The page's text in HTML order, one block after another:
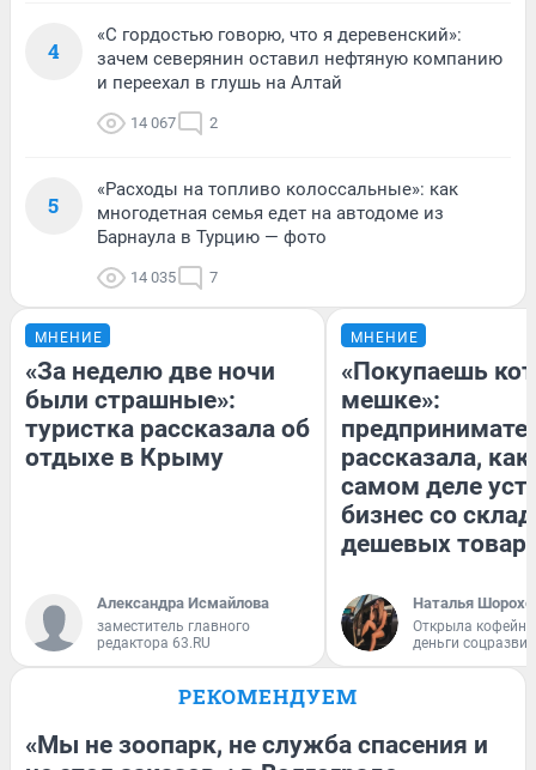
4
«С гордостью говорю, что я деревенский»:
зачем северянин оставил нефтяную компанию
и переехал в глушь на Алтай
14 067 2
5
«Расходы на топливо колоссальные»: как
многодетная семья едет на автодоме из
Барнаула в Турцию — фото
14 035 7
МНЕНИЕ
«За неделю две ночи
были страшные»:
туристка рассказала об
отдыхе в Крыму
Александра Исмайлова
заместитель главного
редактора 63.RU
МНЕНИЕ
«Покупаешь
мешке»:
рассказала, как
самом деле
бизнес со
дешевых
Наталья
Открыла
деньги
РЕКОМЕНДУЕМ
«Мы не зоопарк, не служба спасения и